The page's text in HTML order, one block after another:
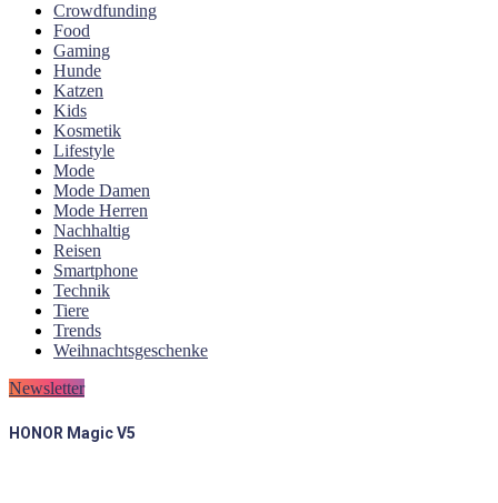
Crowdfunding
Food
Gaming
Hunde
Katzen
Kids
Kosmetik
Lifestyle
Mode
Mode Damen
Mode Herren
Nachhaltig
Reisen
Smartphone
Technik
Tiere
Trends
Weihnachtsgeschenke
Newsletter
HONOR Magic V5